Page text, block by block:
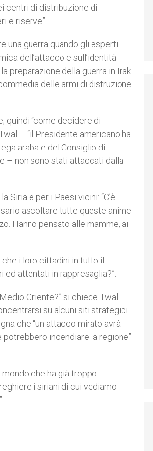
centri di distribuzione di
e riserve”.
una guerra quando gli esperti
dell’attacco e sull’identità
preparazione della guerra in Irak
delle armi di distruzione
quindi “come decidere di
– “il Presidente americano ha
araba e del Consiglio di
– non sono stati attaccati dalla
e per i Paesi vicini: “C’è
ascoltare tutte queste anime
Hanno pensato alle mamme, ai
i loro cittadini in tutto il
attentati in rappresaglia?”.
Oriente?” si chiede Twal.
su alcuni siti strategici
che “un attacco mirato avrà
potrebbero incendiare la regione”
che ha già troppo
i siriani di cui vediamo